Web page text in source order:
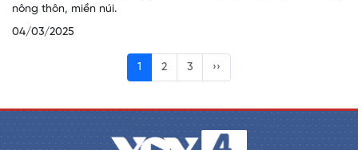
nông thôn, miền núi.
04/03/2025
1 2 3 ››